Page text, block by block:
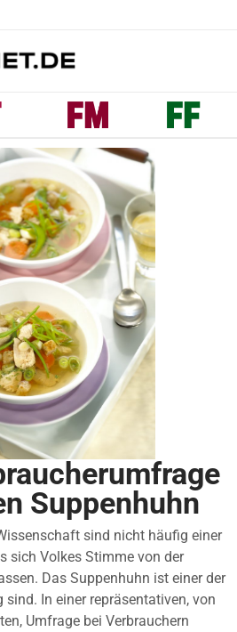
Suppenhuhn
sind nicht häufig einer
sich Volkes Stimme von der
Das Suppenhuhn ist einer der
sind. In einer repräsentativen, von
Umfrage bei Verbrauchern